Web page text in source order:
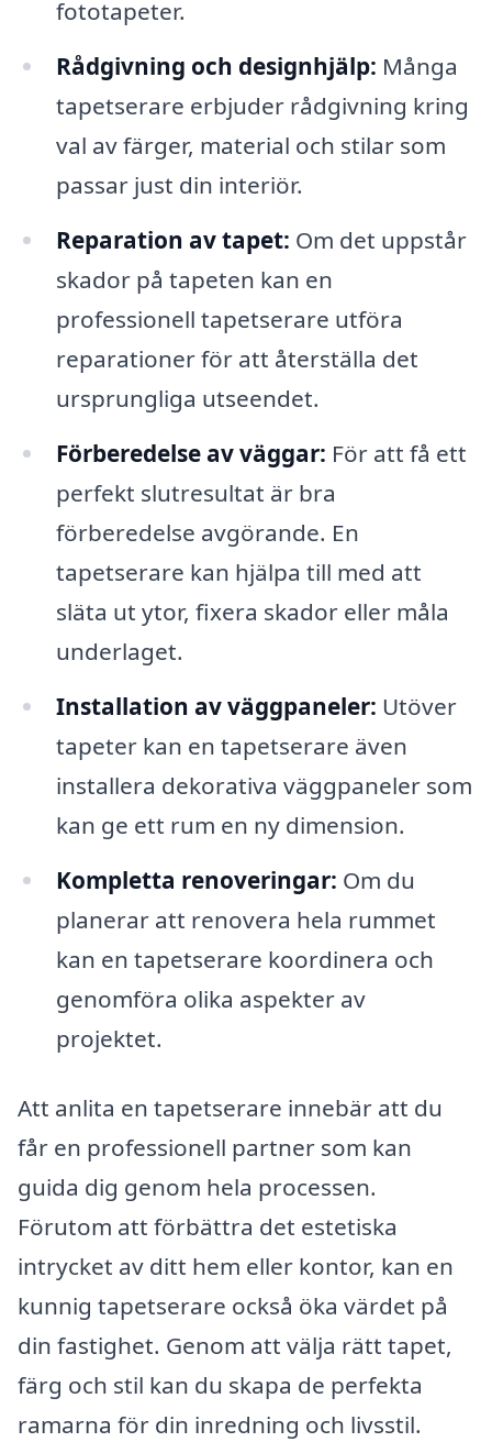
fototapeter.
Rådgivning och designhjälp: Många
tapetserare erbjuder rådgivning kring
val av färger, material och stilar som
passar just din interiör.
Reparation av tapet: Om det uppstår
skador på tapeten kan en
professionell tapetserare utföra
reparationer för att återställa det
ursprungliga utseendet.
Förberedelse av väggar: För att få ett
perfekt slutresultat är bra
förberedelse avgörande. En
tapetserare kan hjälpa till med att
släta ut ytor, fixera skador eller måla
underlaget.
Installation av väggpaneler: Utöver
tapeter kan en tapetserare även
installera dekorativa väggpaneler som
kan ge ett rum en ny dimension.
Kompletta renoveringar: Om du
planerar att renovera hela rummet
kan en tapetserare koordinera och
genomföra olika aspekter av
projektet.
Att anlita en tapetserare innebär att du
får en professionell partner som kan
guida dig genom hela processen.
Förutom att förbättra det estetiska
intrycket av ditt hem eller kontor, kan en
kunnig tapetserare också öka värdet på
din fastighet. Genom att välja rätt tapet,
färg och stil kan du skapa de perfekta
ramarna för din inredning och livsstil.